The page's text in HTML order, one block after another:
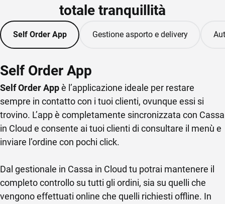
totale tranquillità
Self Order App Gestione asporto e delivery
Self Order App
Self Order Appè l’applicazione ideale per restare
sempre in contatto con i tuoi clienti, ovunque essi si
trovino. L’app è completamente sincronizzata con Cassa
in Cloud e consente ai tuoi clienti di consultare il menù e
inviare l’ordine con pochi click.
Dal gestionale in Cassa in Cloud tu potrai mantenere il
completo controllo su tutti gli ordini, sia su quelli che
vengono effettuati online che quelli richiesti offline. In
Gestione asporto e delivery
Mai più problemi con la gestione dell’asporto e del
delivery grazie alla funzionalitàGestione Asporto e
Deliverydi Cassa in Cloud. Questa soluzione ti consente
di avere un controllo completo sulle ordinazioni,
mantenendo sempre il focus sulle consegne eseguite e
pianificazione: quando il cliente chiama, Cassa in Cloud
ti mostra in tempo reale gli slot temporali liberi per
assegnare correttamente la consegna. Ad ogni ordine
Automazione corrispettivi per Dark
Kitchen
Automazione corrispettivi per Dark Kitchenè la
funzionalità pensata per semplificare la gestione di
scontrini elettronici, l’invio di corrispettivi telematici
all’Agenzia delle Entrate e la creazione di documenti
manuali e automatizzare i processi documentali,
risparmiando tempo e risorse.